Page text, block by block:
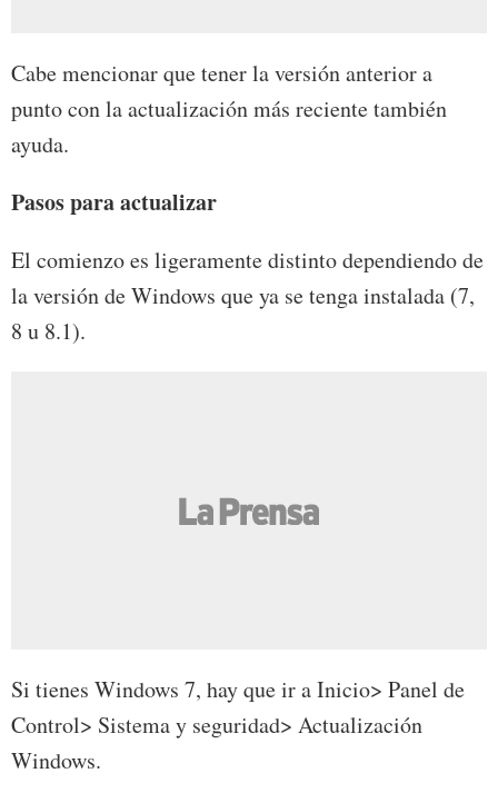
Cabe mencionar que tener la versión anterior a
punto con la actualización más reciente también
ayuda.
Pasos para actualizar
El comienzo es ligeramente distinto dependiendo de
la versión de Windows que ya se tenga instalada (7,
8 u 8.1).
Si tienes Windows 7, hay que ir a Inicio> Panel de
Control> Sistema y seguridad> Actualización
Windows.